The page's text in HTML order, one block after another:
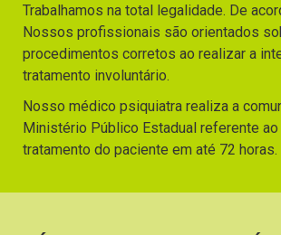
Trabalhamos na total legalidade. De
Nossos profissionais são orientados
procedimentos corretos ao realizar a
tratamento involuntário.
Nosso médico psiquiatra realiza a
Ministério Público Estadual referente
tratamento do paciente em até 72 horas.